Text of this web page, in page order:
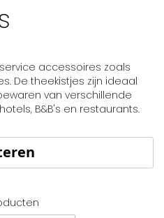
accessoires zoals
De theekistjes zijn ideaal
van verschillende
B&B's en restaurants.